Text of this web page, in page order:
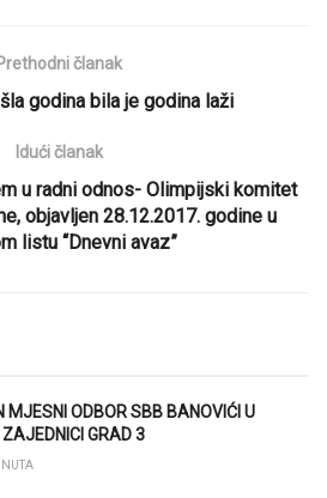
članak
godina bila je godina laži
Idući članak
u radni odnos- Olimpijski komitet
objavljen 28.12.2017. godine u
listu “Dnevni avaz”
MJESNI ODBOR SBB BANOVIĆI U
GRAD 3